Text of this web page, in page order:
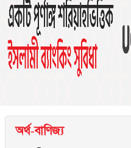
অর্থ-বাণিজ্য